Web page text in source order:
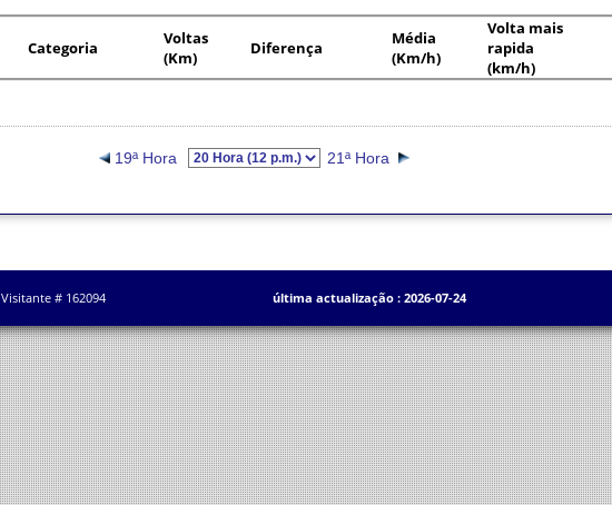
Categoria
Voltas
(Km)
Diferença
Média
(Km/h)
Volta mais
rapida
(km/h)
19ª Hora 21ª Hora
Visitante # 162094 última actualização : 2026-07-24